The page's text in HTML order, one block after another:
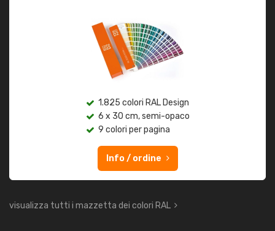
1.825 colori RAL Design
6 x 30 cm, semi-opaco
9 colori per pagina
Info / ordine
visualizza tutti i mazzetta dei colori RAL